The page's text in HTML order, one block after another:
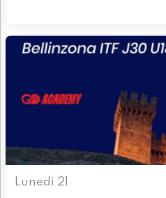
Lunedì 21